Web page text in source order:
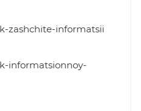
zashchite-informatsii
informatsionnoy-